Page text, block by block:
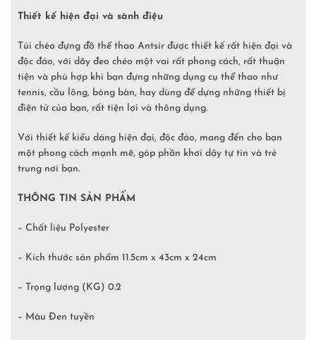
Thiết kế hiện đại và sành điệu
Túi chéo đựng đồ thể thao Antsir được thiết kế rất hiện đại và
độc đáo, với dây đeo chéo một vai rất phong cách, rất thuận
tiện và phù hợp khi bạn đựng những dụng cụ thể thao như
tennis, cầu lông, bóng bàn, hay dùng để dựng những thiết bị
điện tử của bạn, rất tiện lợi và thông dụng.
Với thiết kế kiểu dáng hiện đại, độc đáo, mang đến cho bạn
một phong cách mạnh mẽ, góp phần khơi dậy tự tin và trẻ
trung nơi bạn.
THÔNG TIN SẢN PHẨM
– Chất liệu Polyester
– Kích thước sản phẩm 11.5cm x 43cm x 24cm
– Trọng lượng (KG) 0.2
– Màu Đen tuyền